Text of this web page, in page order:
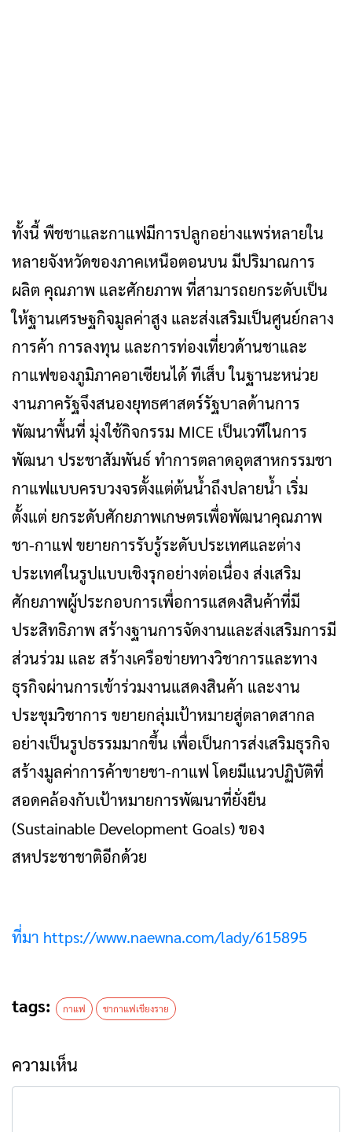
ทั้งนี้ พืชชาและกาแฟมีการปลูกอย่างแพร่หลายใน
หลายจังหวัดของภาคเหนือตอนบน มีปริมาณการ
ผลิต คุณภาพ และศักยภาพ ที่สามารถยกระดับเป็น
ให้ฐานเศรษฐกิจมูลค่าสูง และส่งเสริมเป็นศูนย์กลาง
การค้า การลงทุน และการท่องเที่ยวด้านชาและ
กาแฟของภูมิภาคอาเซียนได้ ทีเส็บ ในฐานะหน่วย
งานภาครัฐจึงสนองยุทธศาสตร์รัฐบาลด้านการ
พัฒนาพื้นที่ มุ่งใช้กิจกรรม MICE เป็นเวทีในการ
พัฒนา ประชาสัมพันธ์ ทำการตลาดอุตสาหกรรมชา
กาแฟแบบครบวงจรตั้งแต่ต้นน้ำถึงปลายน้ำ เริ่ม
ตั้งแต่ ยกระดับศักยภาพเกษตรเพื่อพัฒนาคุณภาพ
ชา-กาแฟ ขยายการรับรู้ระดับประเทศและต่าง
ประเทศในรูปแบบเชิงรุกอย่างต่อเนื่อง ส่งเสริม
ศักยภาพผู้ประกอบการเพื่อการแสดงสินค้าที่มี
ประสิทธิภาพ สร้างฐานการจัดงานและส่งเสริมการมี
ส่วนร่วม และ สร้างเครือข่ายทางวิชาการและทาง
ธุรกิจผ่านการเข้าร่วมงานแสดงสินค้า และงาน
ประชุมวิชาการ ขยายกลุ่มเป้าหมายสู่ตลาดสากล
อย่างเป็นรูปธรรมมากขึ้น เพื่อเป็นการส่งเสริมธุรกิจ
สร้างมูลค่าการค้าขายชา-กาแฟ โดยมีแนวปฏิบัติที่
สอดคล้องกับเป้าหมายการพัฒนาที่ยั่งยืน
(Sustainable Development Goals) ของ
สหประชาชาติอีกด้วย
ที่มา https://www.naewna.com/lady/615895
tags: กาแฟ ชากาแฟเชียงราย
ความเห็น